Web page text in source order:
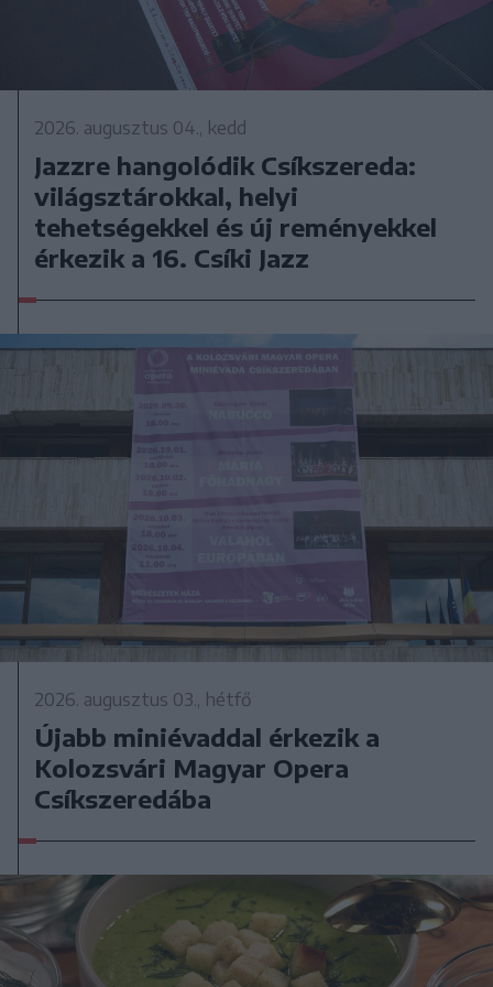
2026. augusztus 04., kedd
Jazzre hangolódik Csíkszereda:
világsztárokkal, helyi
tehetségekkel és új reményekkel
érkezik a 16. Csíki Jazz
2026. augusztus 03., hétfő
Újabb miniévaddal érkezik a
Kolozsvári Magyar Opera
Csíkszeredába